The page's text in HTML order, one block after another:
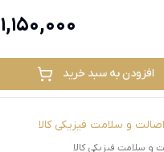
1,150,000
افزودن به سبد خرید
اصالت و سلامت فیزیکی کالا
و سلامت فیزیکی کالا